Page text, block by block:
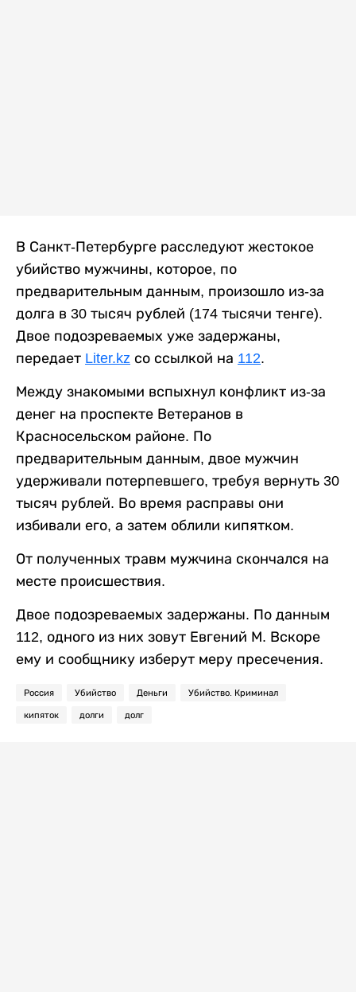
В Санкт-Петербурге расследуют жестокое
убийство мужчины, которое, по
предварительным данным, произошло из-за
долга в 30 тысяч рублей (174 тысячи тенге).
Двое подозреваемых уже задержаны,
передает Liter.kz со ссылкой на 112.
Между знакомыми вспыхнул конфликт из-за
денег на проспекте Ветеранов в
Красносельском районе. По
предварительным данным, двое мужчин
удерживали потерпевшего, требуя вернуть 30
тысяч рублей. Во время расправы они
избивали его, а затем облили кипятком.
От полученных травм мужчина скончался на
месте происшествия.
Двое подозреваемых задержаны. По данным
112, одного из них зовут Евгений М. Вскоре
ему и сообщнику изберут меру пресечения.
Россия Убийство Деньги Убийство. Криминал
кипяток долги долг